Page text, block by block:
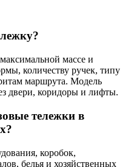
массе и
количеству ручек, типу
маршрута. Модель
двери, коридоры и лифты.
тележки в
коробок,
белья и хозяйственных